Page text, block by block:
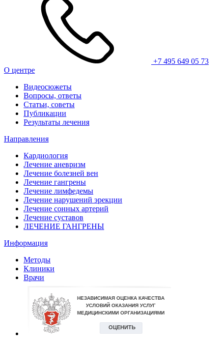
+7 495 649 05 73
О центре
Видеосюжеты
Вопросы, ответы
Статьи, советы
Публикации
Результаты лечения
Направления
Кардиология
Лечение аневризм
Лечение болезней вен
Лечение гангрены
Лечение лимфедемы
Лечение нарушений эрекции
Лечение сонных артерий
Лечение суставов
ЛЕЧЕНИЕ ГАНГРЕНЫ
Информация
Методы
Клиники
Врачи